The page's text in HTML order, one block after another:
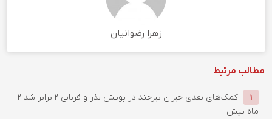
زهرا رضوانیان
مطالب مرتبط
1 کمک‌های نقدی خیران بیرجند در پویش نذر و قربانی ۲ برابر شد
2
ماه پیش